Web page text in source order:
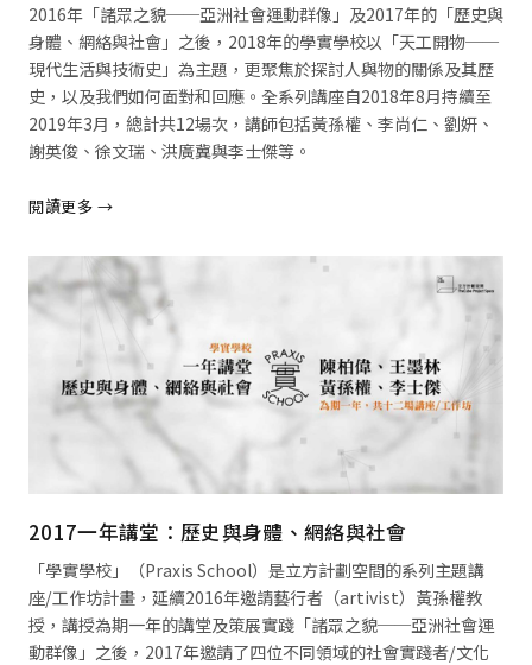
2016年「諸眾之貌──亞洲社會運動群像」及2017年的「歷史與
身體、網絡與社會」之後，2018年的學實學校以「天工開物──
現代生活與技術史」為主題，更聚焦於探討人與物的關係及其歷
史，以及我們如何面對和回應。全系列講座自2018年8月持續至
2019年3月，總計共12場次，講師包括黃孫權、李尚仁、劉妍、
謝英俊、徐文瑞、洪廣冀與李士傑等。
閱讀更多 →
2017一年講堂：歷史與身體、網絡與社會
「學實學校」（Praxis School）是立方計劃空間的系列主題講
座/工作坊計畫，延續2016年邀請藝行者（artivist）黃孫權教
授，講授為期一年的講堂及策展實踐「諸眾之貌──亞洲社會運
動群像」之後，2017年邀請了四位不同領域的社會實踐者/文化